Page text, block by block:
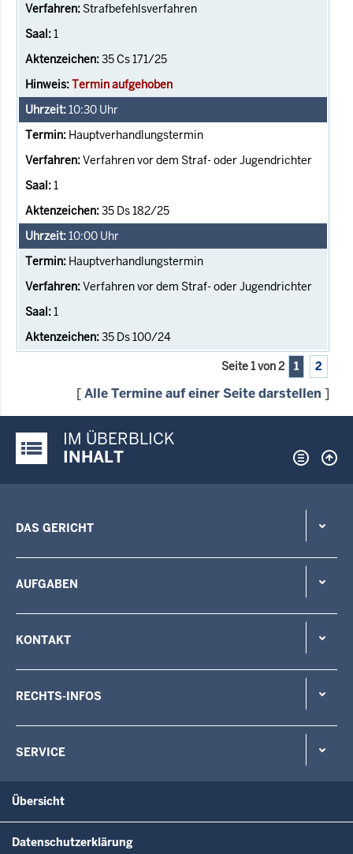
Strafbefehlsverfahren
1
35 Cs 171/25
Termin aufgehoben
10:30 Uhr
Hauptverhandlungstermin
Verfahren vor dem Straf- oder Jugendrichter
1
35 Ds 182/25
10:00 Uhr
Hauptverhandlungstermin
Verfahren vor dem Straf- oder Jugendrichter
1
35 Ds 100/24
Seite 1 von 2 1 2
[Alle Termine auf einer Seite darstellen ]
Justiz-Portal im Überblick:
IM ÜBERBLICK
INHALT
DAS GERICHT
AUFGABEN
KONTAKT
RECHTS-INFOS
SERVICE
Übersicht
Datenschutzerklärung